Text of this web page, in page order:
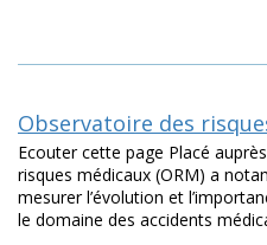
Observatoire des
Ecouter cette page Placé
risques médicaux (ORM) a
mesurer l’évolution et
le domaine des accidents